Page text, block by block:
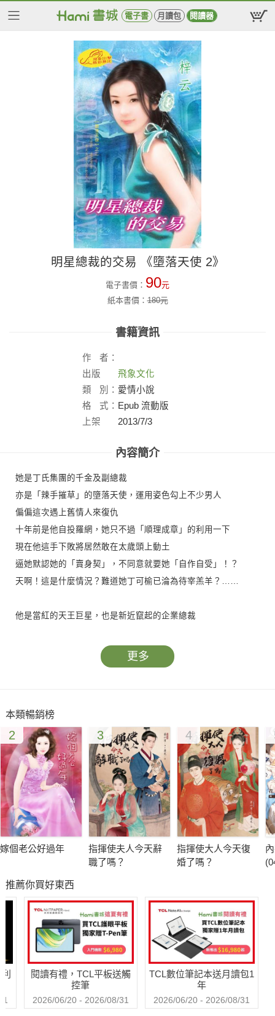
電子書 月讀包 閱讀器
明星總裁的交易 《墮落天使 2》
電子書價： 90元
紙本書價：180元
書籍資訊
作
者：
出版
社：
飛象文化
類
別： 愛情小說
格
式： Epub 流動版
上架
2013/7/3
內容簡介
她是丁氏集團的千金及副總裁
亦是「辣手摧草」的墮落天使，運用姿色勾上不少男人
偏偏這次遇上舊情人來復仇
十年前是他自投羅網，她只不過「順理成章」的利用一下
現在他這手下敗將居然敢在太歲頭上動土
逼她默認她的「賣身契」，不同意就要她「自作自受」！？
天啊！這是什麼情況？難道她丁可榆已淪為待宰羔羊？……
他是當紅的天王巨星，也是新近竄起的企業總裁
為報一箭之仇，他當然得「連本帶利」討回來
――就用婚姻終結這個「人盡可夫」的女人
對了，就在報紙頭版刊一則「警告逃妻」吧……
更多
本類暢銷榜
2
嫁個老公好過年
3
指揮使夫人今天辭
職了嗎？
4
指揮使大人今天復
婚了嗎？
推薦你買好東西
閱讀有禮，TCL平板送觸
控筆
2026/06/20 - 2026/08/31
TCL數位筆記本送月讀包1
年
2026/06/20 - 2026/08/31